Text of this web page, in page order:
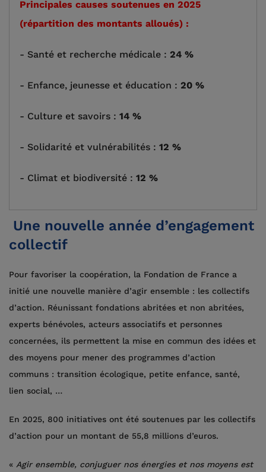
Principales causes soutenues en 2025
(répartition des montants alloués) :
- Santé et recherche médicale : 24 %
- Enfance, jeunesse et éducation : 20 %
- Culture et savoirs : 14 %
- Solidarité et vulnérabilités : 12 %
- Climat et biodiversité : 12 %
Une nouvelle année d’engagement
collectif
Pour favoriser la coopération, la Fondation de France a
initié une nouvelle manière d’agir ensemble : les collectifs
d’action. Réunissant fondations abritées et non abritées,
experts bénévoles, acteurs associatifs et personnes
concernées, ils permettent la mise en commun des idées et
des moyens pour mener des programmes d’action
communs : transition écologique, petite enfance, santé,
lien social, …
En 2025, 800 initiatives ont été soutenues par les collectifs
d’action pour un montant de 55,8 millions d’euros.
« Agir ensemble, conjuguer nos énergies et nos moyens est